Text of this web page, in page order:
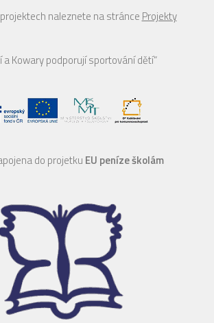
naleznete na stránce Projekty
a Kowary podporují sportování dětí“
do projetku EU peníze školám